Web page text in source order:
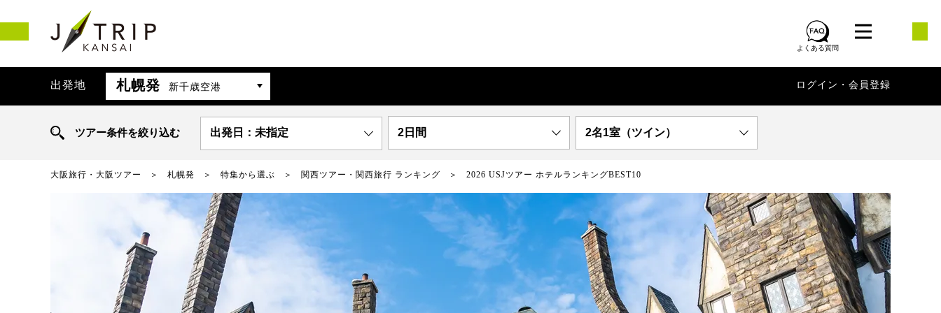
よくある質問
出発地 札幌発 新千歳空港 ログイン・会員登録
ツアー条件を絞り込む 出発日：未指定 2日間 2名1室（ツイン）
大阪旅行・大阪ツアー 札幌発 特集から選ぶ 関西ツアー・関西旅行 ランキング 2026 USJツアー ホテルランキングBEST10